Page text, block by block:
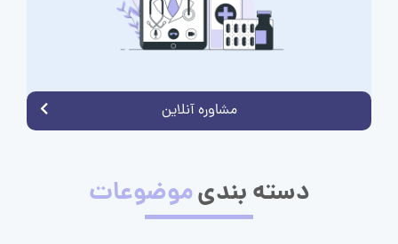
مشاوره آنلاین
دسته بندیموضوعات